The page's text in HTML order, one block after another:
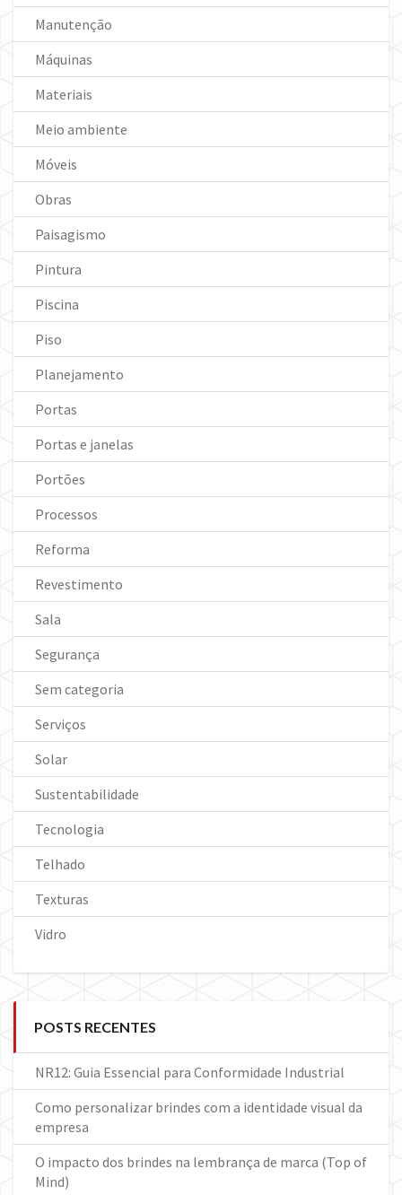
Manutenção
Máquinas
Materiais
Meio ambiente
Móveis
Obras
Paisagismo
Pintura
Piscina
Piso
Planejamento
Portas
Portas e janelas
Portões
Processos
Reforma
Revestimento
Sala
Segurança
Sem categoria
Serviços
Solar
Sustentabilidade
Tecnologia
Telhado
Texturas
Vidro
POSTS RECENTES
NR12: Guia Essencial para Conformidade Industrial
Como personalizar brindes com a identidade visual da
empresa
O impacto dos brindes na lembrança de marca (Top of
Mind)